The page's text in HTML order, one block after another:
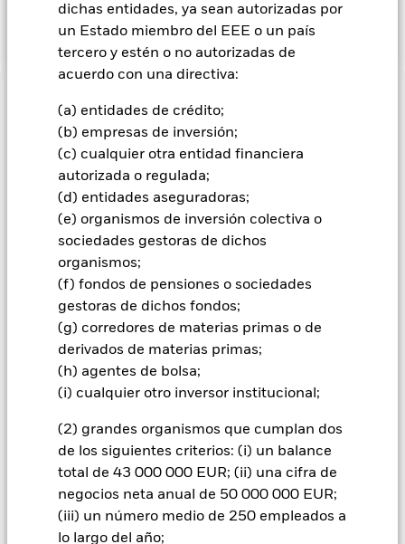
dichas entidades, ya sean autorizadas por
un Estado miembro del EEE o un país
tercero y estén o no autorizadas de
acuerdo con una directiva:
(a) entidades de crédito;
(b) empresas de inversión;
(c) cualquier otra entidad financiera
autorizada o regulada;
(d) entidades aseguradoras;
(e) organismos de inversión colectiva o
sociedades gestoras de dichos
organismos;
(f) fondos de pensiones o sociedades
gestoras de dichos fondos;
(g) corredores de materias primas o de
derivados de materias primas;
(h) agentes de bolsa;
(i) cualquier otro inversor institucional;
(2) grandes organismos que cumplan dos
de los siguientes criterios: (i) un balance
total de 43 000 000 EUR; (ii) una cifra de
negocios neta anual de 50 000 000 EUR;
(iii) un número medio de 250 empleados a
lo largo del año;
INFORMACIÓN IMPORTANTE: Capital en Riesgo.
subir o bajar, y no están garantizados. Es posible que los
inversores no recuperen la cantidad invertida originalmente.
Información importante:
usted gana de esa inversión variará, y la cantidad de su
inversión inicial no puede ser garantizada.
Todas las clases de acciones con cobertura de divisas de este
fondo utilizan derivados para cubrir el riesgo de divisas. El
un posible riesgo de contagio (también denominado «spill-
over») a otras clases de acciones del fondo. La sociedad
gestora del fondo se asegurará de que se dispone de los
procedimientos adecuados para minimizar el riesgo de
contagio a otras clases de acciones. En el menú desplegable
listado de todas las clases de acciones del fondo: las clases de
acciones con cobertura de divisas se identifican mediante la
palabra «Hedged» en su nombre. Además, el listado
completo de todas las clases de acciones con cobertura de
divisas está disponible mediante solicitud a la sociedad
gestora del fondo.